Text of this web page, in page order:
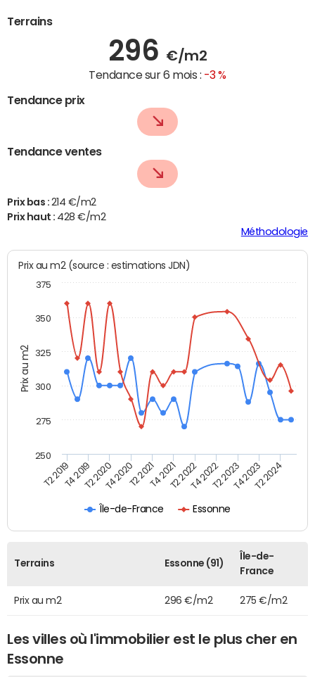
Terrains
296 €/m2
Tendance sur 6 mois : -3 %
Tendance prix
Tendance ventes
Prix bas : 214 €/m2
Prix haut : 428 €/m2
Méthodologie
Prix au m2
Prix au m2 (source : estimations JDN)
Île-de-France Essonne
T2 2019T4 2019T2 2020T4 2020T2 2021T4 2021T2 2022T4 2022T2 2023T4 2023T2 2024
250
275
300
325
350
375
Terrains Essonne (91)
Île-de-
France
Prix au m2 296 €/m2 275 €/m2
Les villes où l'immobilier est le plus cher en
Essonne